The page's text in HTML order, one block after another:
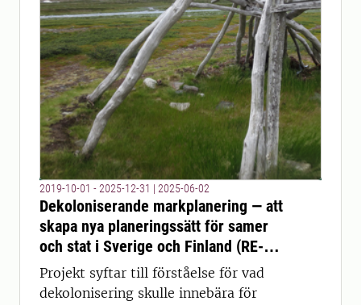
2019-10-01 - 2025-12-31 | 2025-06-02
Dekoloniserande markplanering — att
skapa nya planeringssätt för samer
och stat i Sverige och Finland (RE-
LAND)
Projekt syftar till förståelse för vad
dekolonisering skulle innebära för